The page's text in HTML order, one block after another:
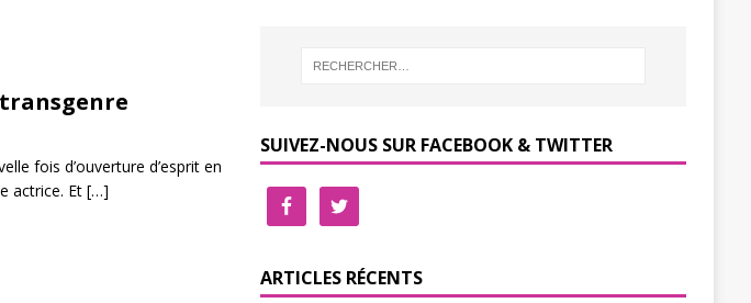
fois d’ouverture d’esprit en
actrice. Et […]
SUIVEZ-NOUS SUR FACEBOOK & TWITTER
ARTICLES RÉCENTS